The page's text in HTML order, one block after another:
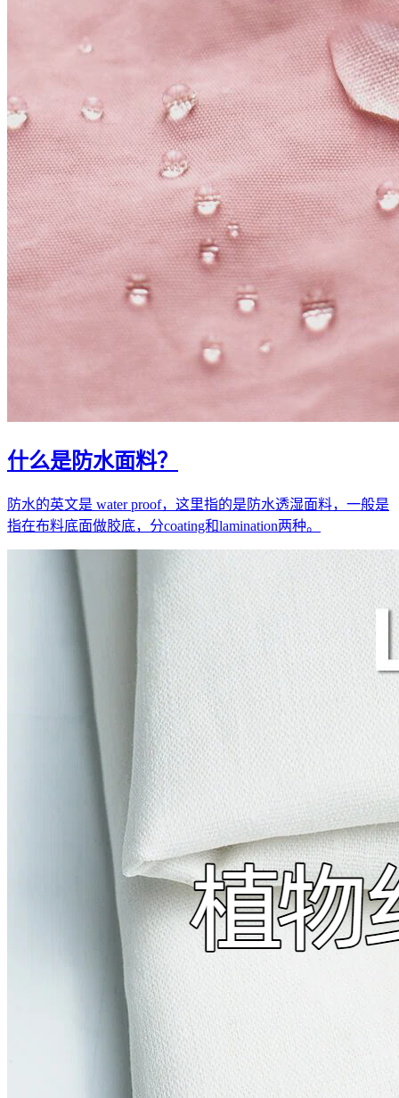
什么是防水面料？
防水的英文是 water proof，这里指的是防水透湿面料，一般是
指在布料底面做胶底，分coating和lamination两种。